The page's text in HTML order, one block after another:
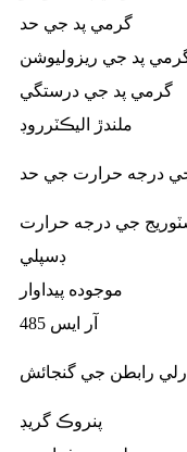
گرمي پد جي حد
پد جي ريزوليوشن
گرمي پد جي درستگي
ملندڙ اليڪٽرروڊ
درجه حرارت جي حد
ڊسپلي
موجوده پيداوار
آر ايس 485
رلي رابطن جي گنجائش
پنروڪ گريڊ